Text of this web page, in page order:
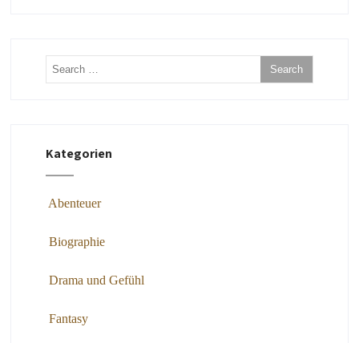
Kategorien
Abenteuer
Biographie
Drama und Gefühl
Fantasy